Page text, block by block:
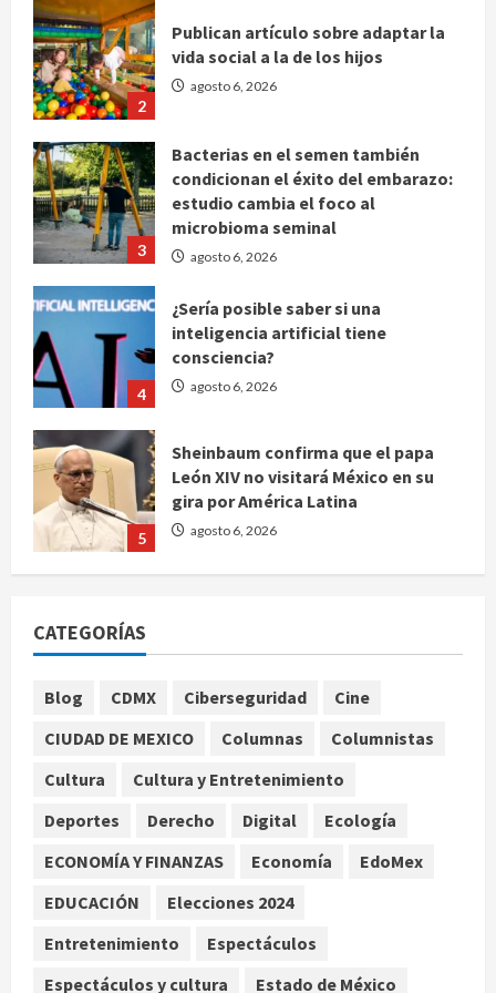
2
Publican artículo sobre adaptar la
vida social a la de los hijos
agosto 6, 2026
3
Bacterias en el semen también
condicionan el éxito del embarazo:
estudio cambia el foco al
microbioma seminal
agosto 6, 2026
4
¿Sería posible saber si una
inteligencia artificial tiene
consciencia?
agosto 6, 2026
5
Sheinbaum confirma que el papa
León XIV no visitará México en su
gira por América Latina
agosto 6, 2026
Publican artículo sobre adaptar la
vida social a la de los hijos
Bacterias en el semen también
condicionan el éxito del embarazo:
microbioma seminal
agosto 6, 2026
CATEGORÍAS
Blog CDMX Ciberseguridad
Cine
CIUDAD DE MEXICO
Columnas
Columnistas
Cultura
Cultura y Entretenimiento
Deportes
Derecho Digital
Ecología
ECONOMÍA Y FINANZAS
Economía
EdoMex
EDUCACIÓN
Elecciones 2024
Entretenimiento
Espectáculos
Espectáculos y cultura
Estado de México